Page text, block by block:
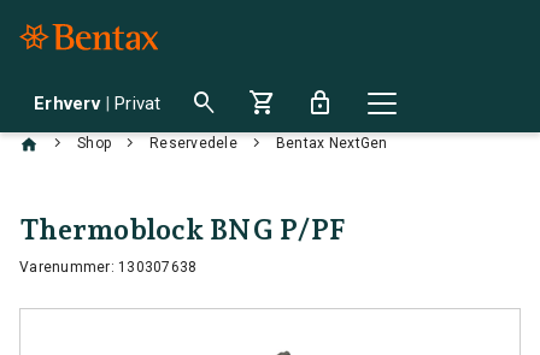
Erhverv | Privat search shopping_cart lock
chevron_right Shop chevron_right Reservedele chevron_right Bentax NextGen
Thermoblock BNG P/PF
Varenummer: 130307638